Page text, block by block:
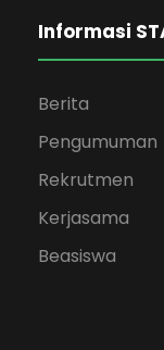
Informasi
Berita
Pengumuman
Rekrutmen
Kerjasama
Beasiswa